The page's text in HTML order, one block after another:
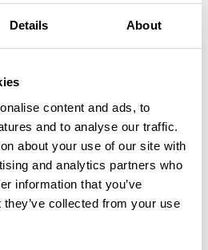
Details About
content and ads, to
and to analyse our traffic.
about your use of our site with
and analytics partners who
information that you’ve
collected from your use